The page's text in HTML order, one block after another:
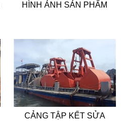
HÌNH ẢNH SẢN PHẨM
CẢNG TẬP KẾT SỬA